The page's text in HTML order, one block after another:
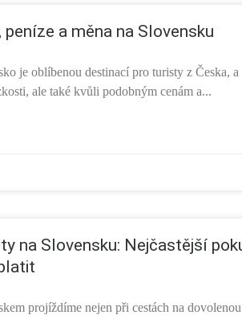
peníze a měna na Slovensku
je oblíbenou destinací pro turisty z Česka,
ale také kvůli podobným cenám a...
na Slovensku: Nejčastější
projíždíme nejen při cestách na